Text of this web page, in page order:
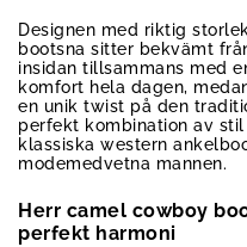
Designen med riktig
bootsna sitter bekvämt
insidan tillsammans med
komfort hela dagen,
en unik twist på den
perfekt kombination av
klassiska western
modemedvetna mannen.
Herr camel cowboy
perfekt harmoni